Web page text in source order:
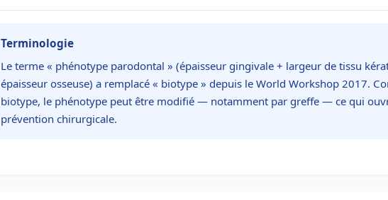
Terminologie
Le terme « phénotype parodontal » (épaisseur gingivale + largeur de tissu
épaisseur osseuse) a remplacé « biotype » depuis le World Workshop 2017.
biotype, le phénotype peut être modifié — notamment par greffe — ce qui
prévention chirurgicale.